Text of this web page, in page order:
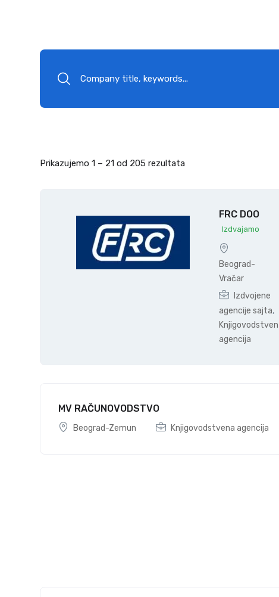
Prikazujemo 1 – 21 od 205 rezultata
FRC DOO
Izdvajamo
Beograd-
Vračar
Izdvojene
agencije sajta,
Knjigovodstvena
agencija
MV RAČUNOVODSTVO
Beograd-Zemun Knjigovodstvena agencija